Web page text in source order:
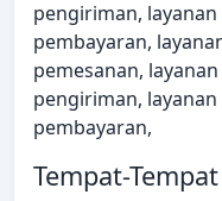
pengiriman,
pembayaran,
pemesanan,
pengiriman,
pembayaran,
Tempat-